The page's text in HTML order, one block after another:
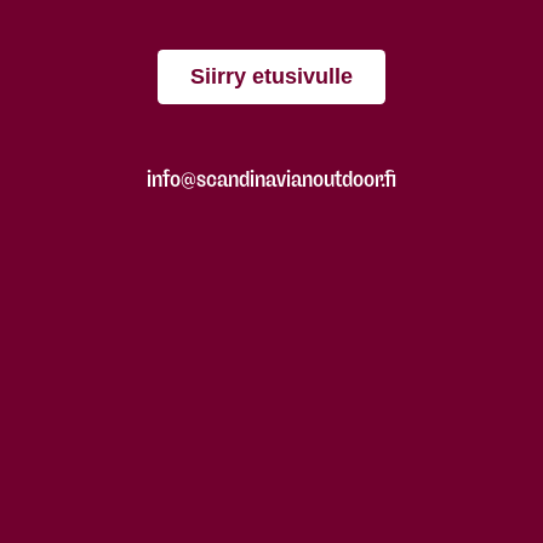
Siirry etusivulle
info@scandinavianoutdoor.fi